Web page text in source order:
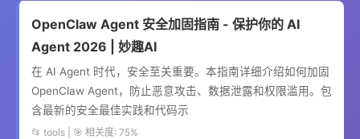
OpenClaw Agent 安全加固指南 - 保护你的 AI
Agent 2026 | 妙趣AI
在 AI Agent 时代，安全至关重要。本指南详细介绍如何加固
OpenClaw Agent，防止恶意攻击、数据泄露和权限滥用。包
含最新的安全最佳实践和代码示
📂 tools | 🎯 相关度: 75%